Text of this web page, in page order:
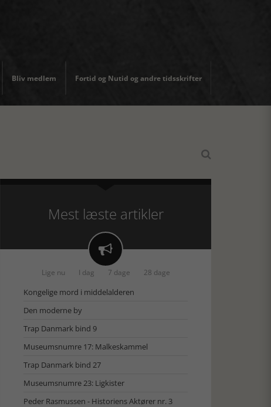
Bliv medlem Fortid og Nutid og andre tidsskrifter

Mest læste artikler

Lige nu I dag 7 dage 28 dage
Kongelige mord i middelalderen
Den moderne by
Trap Danmark bind 9
Museumsnumre 17: Malkeskammel
Trap Danmark bind 27
Museumsnumre 23: Ligkister
Peder Rasmussen - Historiens Aktører nr. 3